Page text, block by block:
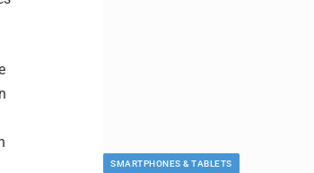
SMARTPHONES & TABLETS